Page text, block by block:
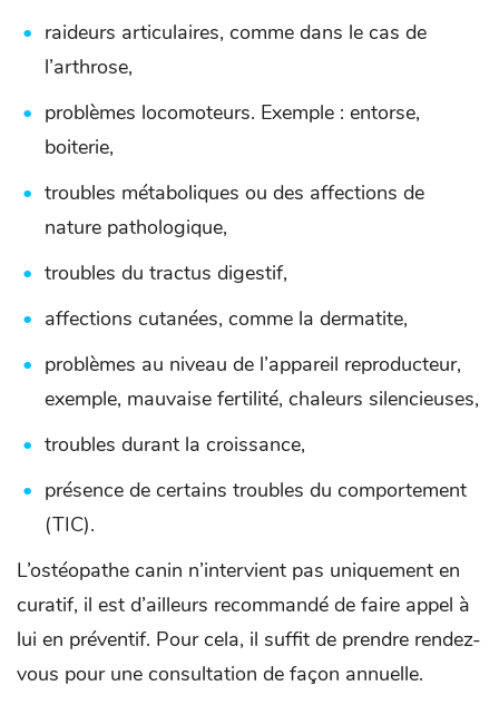
raideurs articulaires, comme dans le cas de
l’arthrose,
problèmes locomoteurs. Exemple : entorse,
boiterie,
troubles métaboliques ou des affections de
nature pathologique,
troubles du tractus digestif,
affections cutanées, comme la dermatite,
problèmes au niveau de l’appareil reproducteur,
exemple, mauvaise fertilité, chaleurs silencieuses,
troubles durant la croissance,
présence de certains troubles du comportement
(TIC).
L’ostéopathe canin n’intervient pas uniquement en
curatif, il est d’ailleurs recommandé de faire appel à
lui en préventif. Pour cela, il suffit de prendre rendez-
vous pour une consultation de façon annuelle.